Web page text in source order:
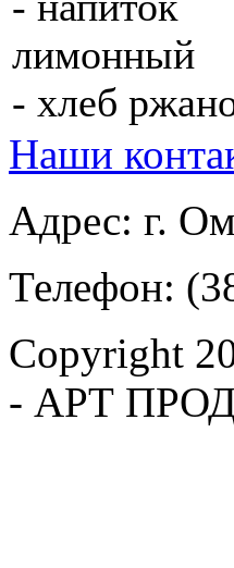
лимонный
- хлеб
Наши
Адрес: г.
Телефон:
Copyright
- АРТ